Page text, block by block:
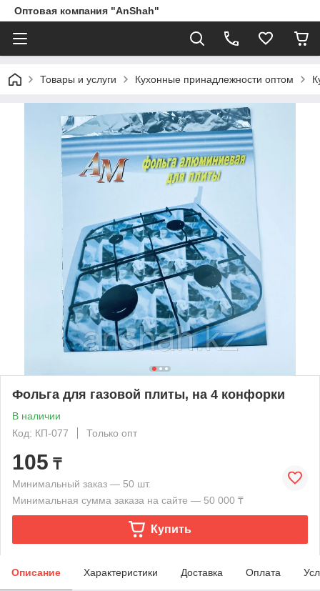
Оптовая компания "AnShah"
Товары и услуги Кухонные принадлежности оптом
Фольга для газовой плиты, на 4 конфорки
В наличии
Код: КП-077
Только опт
105 ₸
Минимальный заказ — 50 шт.
Минимальная сумма заказа на сайте — 50 000 ₸
Купить
Описание Характеристики Доставка Оплата